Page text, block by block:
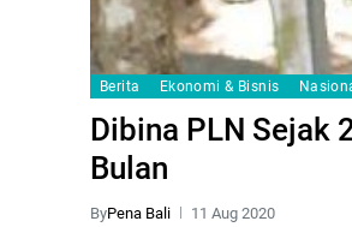
Berita Ekonomi & Bisnis
Dibina PLN Sejak
Bulan
ByPena Bali 11 Aug 2020